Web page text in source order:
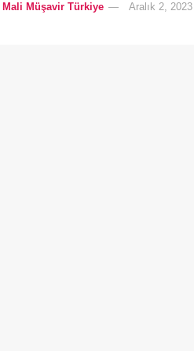
Mali Müşavir Türkiye Aralık 2, 2023